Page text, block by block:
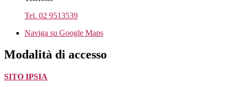
Tel. 02 9513539
Naviga su Google Maps
Modalità di accesso
SITO IPSIA